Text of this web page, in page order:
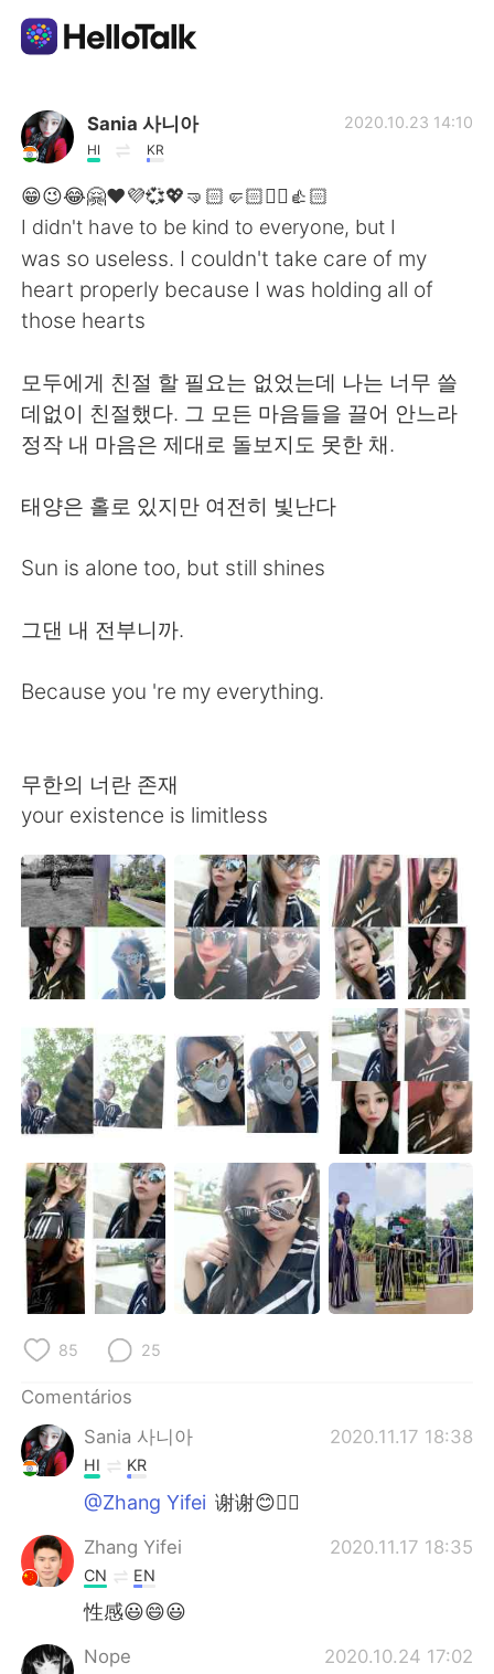
Aplicativo de troca de idioma
AI Grammar Checker
Português
English
繁體中文 Español
العربية Français
Deutsch 日本語
한국어 Русский
Sania 사니아
HI KR
2020.10.23 14:10
😁😉😂🤗❤️💜💞💖🤜🏻🤛🏻✌🏻👍🏻
I didn't have to be kind to everyone, but I
was so useless. I couldn't take care of my
heart properly because I was holding all of
those hearts
모두에게 친절 할 필요는 없었는데 나는 너무 쓸
데없이 친절했다. 그 모든 마음들을 끌어 안느라
정작 내 마음은 제대로 돌보지도 못한 채.
태양은 홀로 있지만 여전히 빛난다
Sun is alone too, but still shines
그댄 내 전부니까.
Because you 're my everything.
무한의 너란 존재
your existence is limitless
85 25
Comentários
Sania 사니아
2020.11.17 18:38
HI KR
@Zhang Yifei 谢谢😊✌🏻
Zhang Yifei 2020.11.17 18:35
CN EN
性感😃😄😃
Nope 2020.10.24 17:02